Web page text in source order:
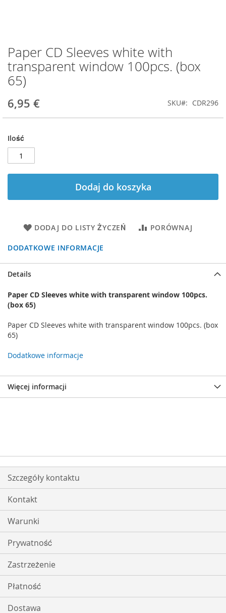
Paper CD Sleeves white with
transparent window 100pcs. (box
65)
6,95 € SKU CDR296
Ilość
Dodaj do koszyka
DODAJ DO LISTY ŻYCZEŃ PORÓWNAJ
DODATKOWE INFORMACJE
Przejdź
na
początek
galerii
Details
Paper CD Sleeves white with transparent window 100pcs.
(box 65)
Paper CD Sleeves white with transparent window 100pcs. (box
65)
Dodatkowe informacje
Więcej informacji
Szczegóły kontaktu
Kontakt
Warunki
Prywatność
Zastrzeżenie
Płatność
Dostawa